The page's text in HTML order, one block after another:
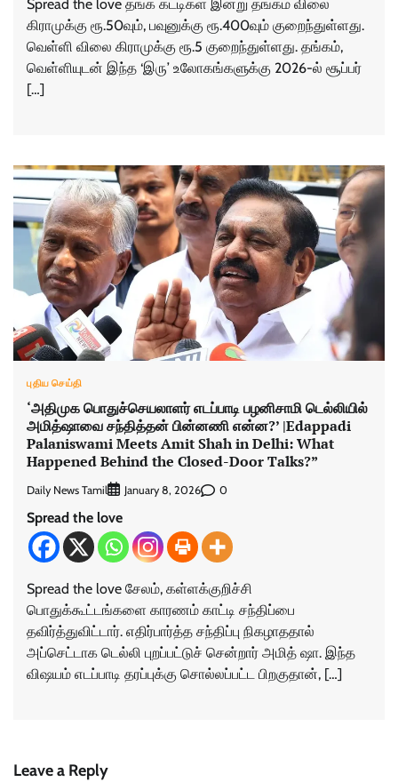
Spread the love தங்க கட்டிகள் இன்று தங்கம் விலை
கிராமுக்கு ரூ.50வும், பவுனுக்கு ரூ.400வும் குறைந்துள்ளது.
வெள்ளி விலை கிராமுக்கு ரூ.5 குறைந்துள்ளது. தங்கம்,
வெள்ளியுடன் இந்த ‘இரு’ உலோகங்களுக்கு 2026-ல் சூப்பர்
[…]
புதிய செய்தி
‘அதிமுக பொதுச்செயலாளர் எடப்பாடி பழனிசாமி டெல்லியில்
அமித்ஷாவை சந்தித்தன் பின்னணி என்ன?’ |Edappadi
Palaniswami Meets Amit Shah in Delhi: What
Happened Behind the Closed-Door Talks?”
Daily News Tamil January 8, 2026 0
Spread the love
Spread the love சேலம், கள்ளக்குறிச்சி
பொதுக்கூட்டங்களை காரணம் காட்டி சந்திப்பை
தவிர்த்துவிட்டார். எதிர்பார்த்த சந்திப்பு நிகழாததால்
அப்செட்டாக டெல்லி புறப்பட்டுச் சென்றார் அமித் ஷா. இந்த
விஷயம் எடப்பாடி தரப்புக்கு சொல்லப்பட்ட பிறகுதான், […]
Leave a Reply